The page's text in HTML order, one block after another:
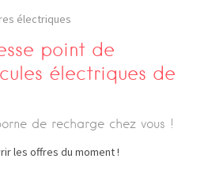
électriques
point de
électriques de
de recharge chez vous !
les offres du moment !